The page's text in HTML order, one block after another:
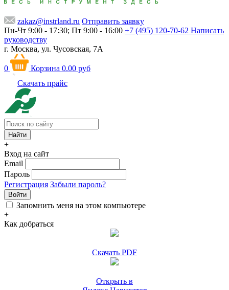
zakaz@instrland.ru Отправить заявку
Пн-Чт 9:00 - 17:30; Пт 9:00 - 16:00 +7 (495) 120-70-62 Написать
руководству
г. Москва, ул. Чусовская, 7А
0 Корзина 0.00 руб
Скачать прайс
+
Вход на сайт
Email
Пароль
Регистрация Забыли пароль?
Войти
Запомнить меня на этом компьютере
+
Как добраться
Скачать PDF
Открыть в